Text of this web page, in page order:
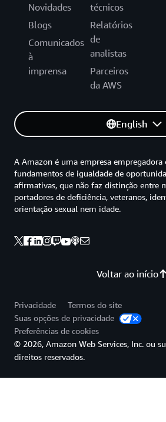
Novidades
Blogs
Comunicados
à
imprensa
técnicos
Relatórios
de
analistas
Parceiros
da AWS
English
Voltar ao início
A Amazon é uma empresa empregadora
fundamentos de igualdade de
afirmativas, que não faz distinção entre
portadores de deficiência, veteranos,
orientação sexual nem idade.
Privacidade
Termos do site
Suas opções de privacidade
Preferências de cookies
© 2026, Amazon Web Services, Inc. ou
direitos reservados.